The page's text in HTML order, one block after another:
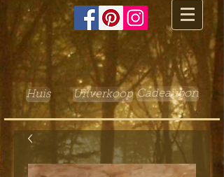
Huis Uitverkoop Cadeaubon